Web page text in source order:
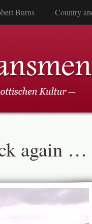
Burns Country
again …